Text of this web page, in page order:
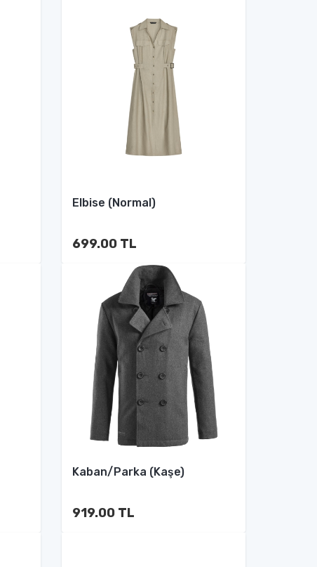
Elbise (Normal)
699.00 TL
Kaban/Parka (Kaşe)
919.00 TL